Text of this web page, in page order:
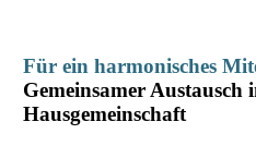
Für ein harmonisches
Gemeinsamer Austausch
Hausgemeinschaft